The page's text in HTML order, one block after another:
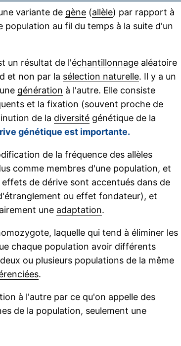
variante de gène (allèle) par rapport à
population au fil du temps à la suite d'un
un résultat de l'échantillonnage aléatoire
et non par la sélection naturelle. Il y a un
génération à l'autre. Elle consiste
et la fixation (souvent proche de
de la diversité génétique de la
génétique est importante.
de la fréquence des allèles
comme membres d'une population, et
effets de dérive sont accentués dans de
ou effet fondateur), et
une adaptation.
, laquelle qui tend à éliminer les
chaque population avoir différents
ou plusieurs populations de la même
.
à l'autre par ce qu'on appelle des
de la population, seulement une